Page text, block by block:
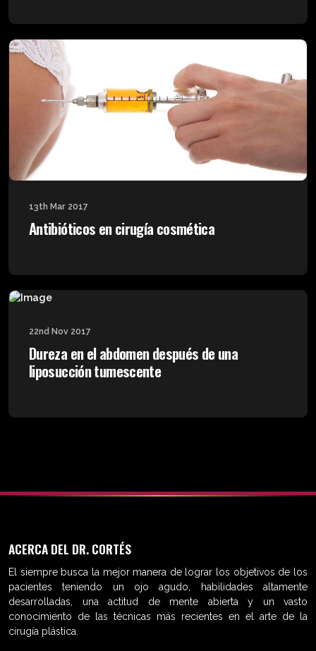
13th Mar 2017
Antibióticos en cirugía cosmética
22nd Nov 2017
Dureza en el abdomen después de una
liposucción tumescente
ACERCA DEL DR. CORTÉS
El siempre busca la mejor manera de lograr los objetivos de los
pacientes teniendo un ojo agudo, habilidades altamente
desarrolladas, una actitud de mente abierta y un vasto
conocimiento de las técnicas más recientes en el arte de la
cirugía plástica.